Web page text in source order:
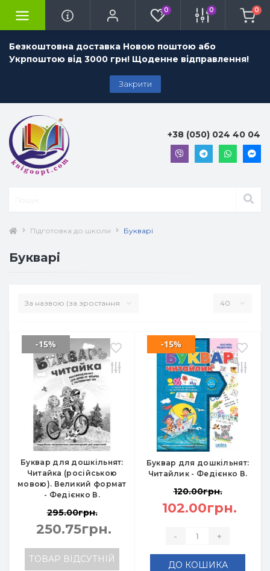
Безкоштовна доставка Новою поштою або
Укрпоштою від 3000 грн! Щоденне відправлення!
Закрити
0 0 0
+38 (050) 024 40 04
Підготовка до школи Букварі
Букварі
Буквар для дошкільнят:
Читайка (російською
мовою). Великий формат
- Федієнко В.
-15%
295.00грн.
250.75грн.
ТОВАР ВІДСУТНІЙ
Буквар для дошкільнят:
Читайлик - Федієнко В.
-15%
120.00грн.
102.00грн.
- +
ДО КОШИКА